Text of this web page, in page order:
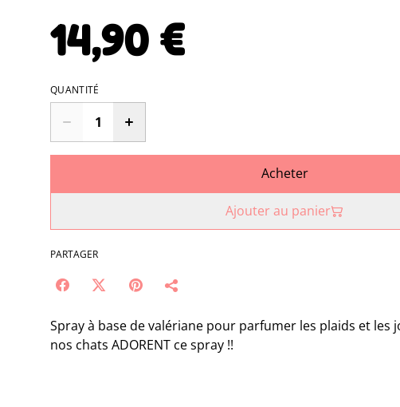
14,90 €
QUANTITÉ
Acheter
Ajouter au panier
PARTAGER
Spray à base de valériane pour parfumer les plaids et les
nos chats ADORENT ce spray !!